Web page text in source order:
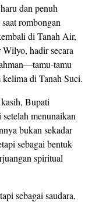
dan penuh
rombongan
di Tanah Air,
hadir secara
tamu
di Tanah Suci.
Bupati
menunaikan
bukan sekadar
sebagai bentuk
spiritual
sebagai saudara,